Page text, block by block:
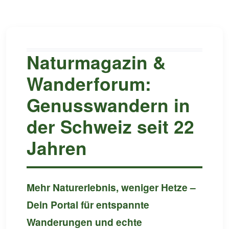
Naturmagazin &
Wanderforum:
Genusswandern in
der Schweiz seit 22
Jahren
Mehr Naturerlebnis, weniger Hetze –
Dein Portal für entspannte
Wanderungen und echte